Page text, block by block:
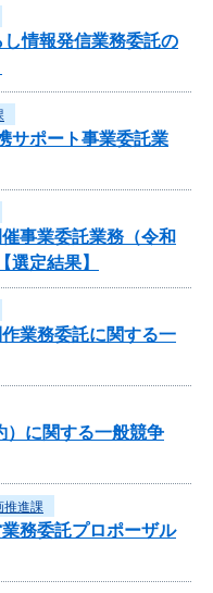
情報発信業務委託の
サポート事業委託業
事業委託業務（令和
選定結果】
業務委託に関する一
）に関する一般競争
推進課
務委託プロポーザル